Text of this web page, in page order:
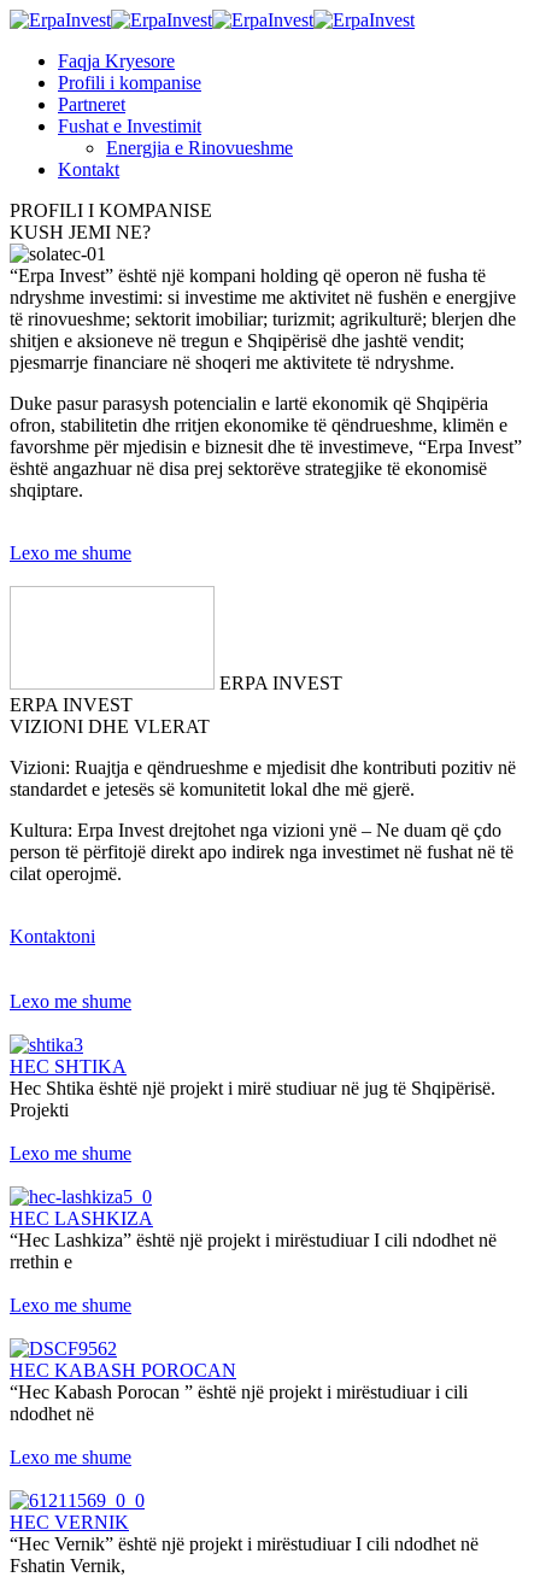
Faqja Kryesore
Profili i kompanise
Partneret
Fushat e Investimit
Energjia e Rinovueshme
Kontakt
PROFILI I KOMPANISE
KUSH JEMI NE?
“Erpa Invest” është një kompani holding që operon në fusha të
ndryshme investimi: si investime me aktivitet në fushën e energjive
të rinovueshme; sektorit imobiliar; turizmit; agrikulturë; blerjen dhe
shitjen e aksioneve në tregun e Shqipërisë dhe jashtë vendit;
pjesmarrje financiare në shoqeri me aktivitete të ndryshme.
Duke pasur parasysh potencialin e lartë ekonomik që Shqipëria
ofron, stabilitetin dhe rritjen ekonomike të qëndrueshme, klimën e
favorshme për mjedisin e biznesit dhe të investimeve, “Erpa Invest”
është angazhuar në disa prej sektorëve strategjike të ekonomisë
shqiptare.
Lexo me shume
ERPA INVEST
ERPA INVEST
VIZIONI DHE VLERAT
Vizioni: Ruajtja e qëndrueshme e mjedisit dhe kontributi pozitiv në
standardet e jetesës së komunitetit lokal dhe më gjerë.
Kultura: Erpa Invest drejtohet nga vizioni ynë – Ne duam që çdo
person të përfitojë direkt apo indirek nga investimet në fushat në të
cilat operojmë.
Kontaktoni
Lexo me shume
HEC SHTIKA
Hec Shtika është një projekt i mirë studiuar në jug të Shqipërisë.
Projekti
Lexo me shume
HEC LASHKIZA
“Hec Lashkiza” është një projekt i mirëstudiuar I cili ndodhet në
rrethin e
Lexo me shume
HEC KABASH POROCAN
“Hec Kabash Porocan ” është një projekt i mirëstudiuar i cili
ndodhet në
Lexo me shume
HEC VERNIK
“Hec Vernik” është një projekt i mirëstudiuar I cili ndodhet në
Fshatin Vernik,